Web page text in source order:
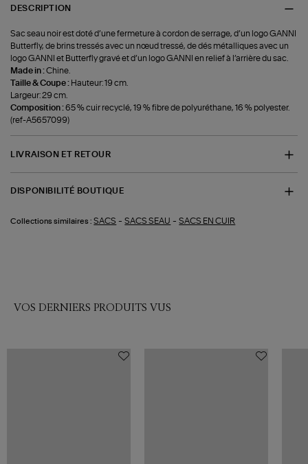
DESCRIPTION
Sac seau noir est doté d’une fermeture à cordon de serrage, d’un logo GANNI
Butterfly, de brins tressés avec un nœud tressé, de dés métalliques avec un
logo GANNI et Butterfly gravé et d’un logo GANNI en relief à l’arrière du sac.
Made in :Chine.
Taille & Coupe : Hauteur: 19 cm.
Largeur: 29 cm.
Composition :65 % cuir recyclé, 19 % fibre de polyuréthane, 16 % polyester.
(ref-A5657099)
LIVRAISON ET RETOUR
DISPONIBILITÉ BOUTIQUE
Collections similaires : SACS -SACS SEAU -SACS EN CUIR
VOS DERNIERS PRODUITS VUS